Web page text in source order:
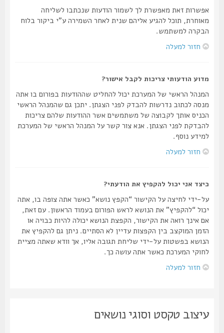
אפשרות זאת מאפשרת לך לשמור הודעות שנכתבו לשליחה
מאוחרת, תוכל להגיע אליהם שנית לאחר השמירה ע"י ביקור בלוח
הבקרה למשתמש.
חזור למעלה
מדוע הודעותי צריכות לקבל אישור?
המנהל הראשי של המערכת יכול להחליט שההודעות בפורום בו אתה
מנסה לכתוב נדרשות להבדק לפני הצגתן. יתכן גם שהמנהל הראשי
הכניס אותך לקבוצה של משתמשים אשר ההודעות שלהם צריכות
להבדקת לפני הצגתן. אנא צור קשר על המנהל הראשי של המערכת
למידע נוסף.
חזור למעלה
כיצד אני יכול להקפיץ את הודעתי?
על-ידי לחיצה על הקישור “הקפץ נושא” כאשר אתה צופה בו, אתה
יכול “להקפיץ” את הנושא לראש הפורום בעמוד הראשון. עם זאת,
אם אינך רואה את הקישור, הקפצת הנושא יכולה להיות כבויה או
הזמן המוקצב בין הקפצות עדיין לא הסתיים. ניתן גם להקפיץ את
הנושא בפשטות על-ידי שליחת תגובה אליו, אך וודא שאתה מציית
לחוקי המערכת כאשר אתה עושה כך.
חזור למעלה
עיצוב טקסט וסוגי נושאים